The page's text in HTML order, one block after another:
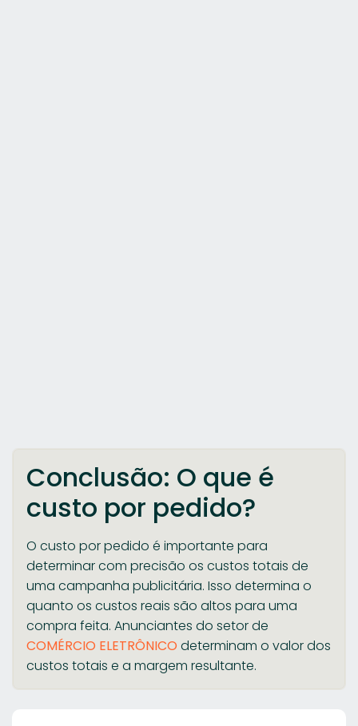
Conclusão: O que é
custo por pedido?
O custo por pedido é importante para
determinar com precisão os custos totais de
uma campanha publicitária. Isso determina o
quanto os custos reais são altos para uma
compra feita. Anunciantes do setor de
COMÉRCIO ELETRÔNICO determinam o valor dos
custos totais e a margem resultante.